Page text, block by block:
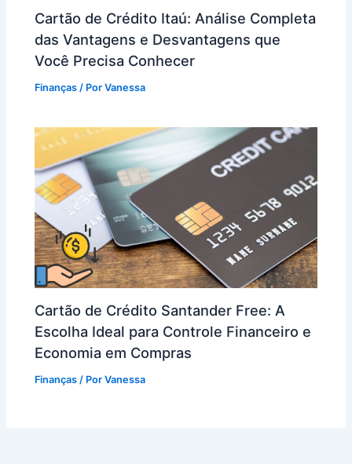
Cartão de Crédito Itaú: Análise Completa
das Vantagens e Desvantagens que
Você Precisa Conhecer
Finanças / PorVanessa
Cartão de Crédito Santander Free: A
Escolha Ideal para Controle Financeiro e
Economia em Compras
Finanças / PorVanessa